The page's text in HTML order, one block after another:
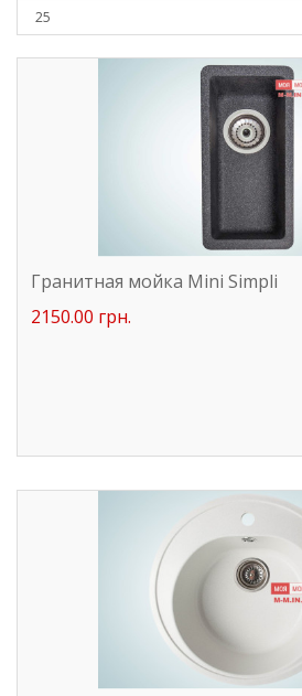
Гранитная мойка Mini Simpli
2150.00 грн.